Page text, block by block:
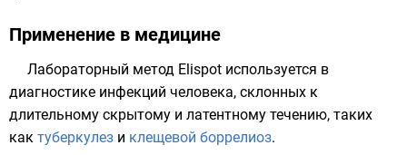
Применение в медицине
Лабораторный метод Elispot используется в
диагностике инфекций человека, склонных к
длительному скрытому и латентному течению, таких
как туберкулез и клещевой боррелиоз.